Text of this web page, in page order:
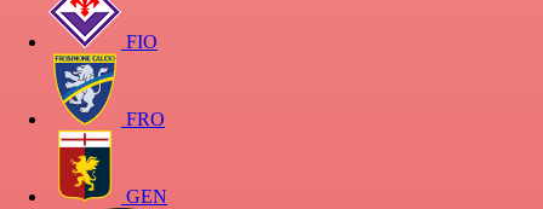
FIO
FRO
GEN